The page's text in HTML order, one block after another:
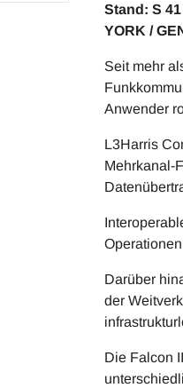
YORK /
Seit mehr
Anwender
L3Harris
Mehrkanal-
Darüber
der
Die Falcon